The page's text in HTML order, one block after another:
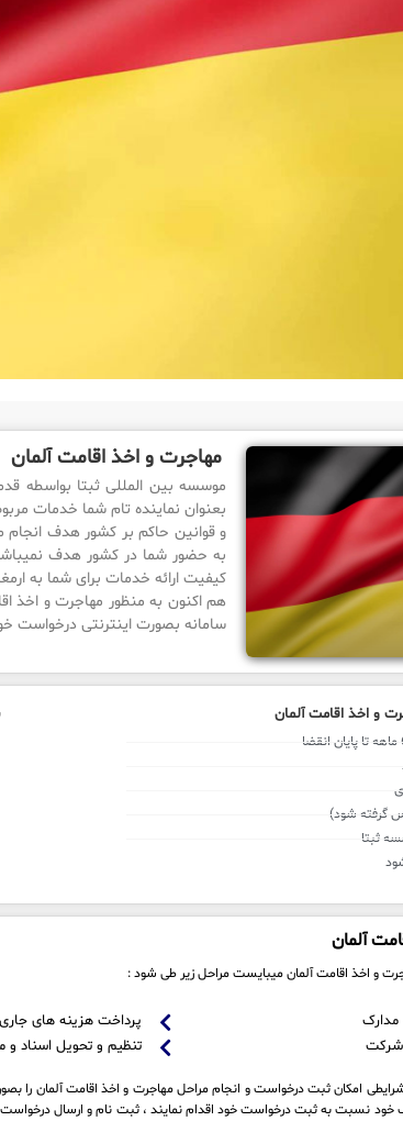
مهاجرت و اخذ اقامت آلمان
بعنوان نماینده تام شما خدمات
و قوانین حاکم بر کشور هدف انجام
به حضور شما در کشور هدف
کیفیت ارائه خدمات برای شما به
هم اکنون به منظور مهاجرت و اخذ
سامانه بصورت اینترنتی درخواست
و اخذ اقامت آلمان
گرفته شود)
ثبتا
آلمان
و اخذ اقامت آلمان میبایست مراحل زیر طی شود :
مدارک
شرکت
پرداخت هزینه های جاری
تنظیم و تحویل اسناد و
شرایطی امکان ثبت درخواست و انجام مراحل مهاجرت و اخذ اقامت آلمان را
خود نسبت به ثبت درخواست خود اقدام نمایند ، ثبت نام و ارسال